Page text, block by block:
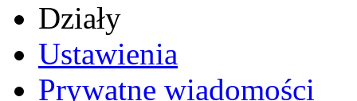
Działy
Ustawienia
Prywatne wiadomości